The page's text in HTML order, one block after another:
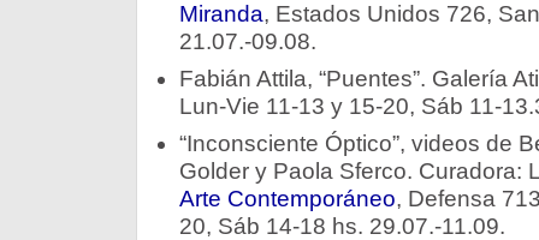
Miranda, Estados Unidos 726,
21.07.-09.08.
Fabián Attila, “Puentes”. Galería
Lun-Vie 11-13 y 15-20, Sáb 11-
“Inconsciente Óptico”, videos de
Golder y Paola Sferco. Curadora:
Arte Contemporáneo, Defensa
20, Sáb 14-18 hs. 29.07.-11.09.